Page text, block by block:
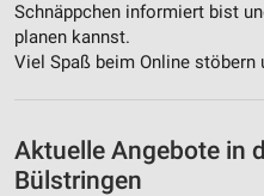
Schnäppchen informiert bist
planen kannst.
Viel Spaß beim Online stöbern
Aktuelle Angebote in
Bülstringen